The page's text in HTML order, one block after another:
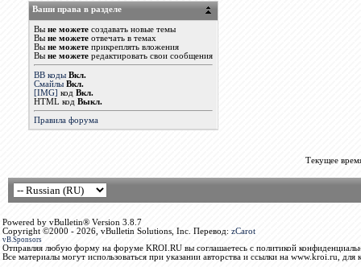
Ваши права в разделе
Вы не можетесоздавать новые темы
Вы не можетеотвечать в темах
Вы не можетеприкреплять вложения
Вы не можетередактировать свои сообщения
BB коды Вкл.
Смайлы Вкл.
[IMG] код Вкл.
HTML код Выкл.
Правила форума
Текущее
Powered by vBulletin® Version 3.8.7
Copyright ©2000 - 2026, vBulletin Solutions, Inc. Перевод: zCarot
vB.Sponsors
Отправляя любую форму на форуме KROI.RU вы соглашаетесь с политикой
Все материалы могут использоваться при указании авторства и ссылки на www.kroi.ru, для